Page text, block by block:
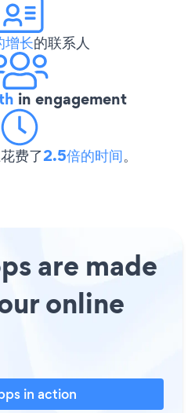
长的联系人
in engagement
费了2.5倍的时间。
are made
online
in action